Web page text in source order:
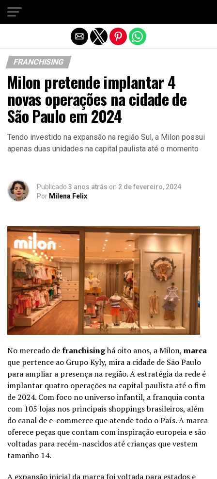
FRANCHISING
Milon pretende implantar 4
novas operações na cidade de
São Paulo em 2024
Tendo investido na expansão na região Sul, a Milon possui
apenas duas unidades na capital paulista até o momento
Publicado 3 anos atrás on 2 de fevereiro, 2024
Por Milena Felix
No mercado defranchisinghá oito anos, a Milon, marca
que pertence ao Grupo Kyly, mira a cidade de São Paulo
para ampliar a presença na região. A estratégia da rede é
implantar quatro operações na capital paulista até o fim
de 2024. Com foco no universo infantil, a franquia conta
com 105 lojas nos principais shoppings brasileiros, além
do canal de e-commerce que atende todo o País. A marca
oferece peças que contam com inspiração europeia e são
voltadas para recém-nascidos até crianças que vestem
tamanho 14.
A expansão inicial da marca foi voltada para estados e